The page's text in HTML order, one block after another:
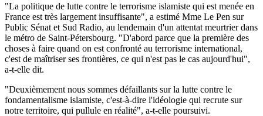
"La politique de lutte contre le terrorisme islamiste qui est menée en
France est très largement insuffisante", a estimé Mme Le Pen sur
Public Sénat et Sud Radio, au lendemain d'un attentat meurtrier dans
le métro de Saint-Pétersbourg. "D'abord parce que la première des
choses à faire quand on est confronté au terrorisme international,
c'est de maîtriser ses frontières, ce qui n'est pas le cas aujourd'hui",
a-t-elle dit.
"Deuxièmement nous sommes défaillants sur la lutte contre le
fondamentalisme islamiste, c'est-à-dire l'idéologie qui recrute sur
notre territoire, qui pullule en réalité", a-t-elle poursuivi.